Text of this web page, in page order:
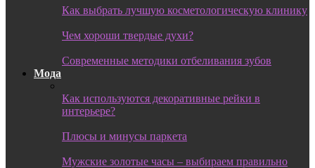
Как выбрать лучшую косметологическую клинику
Чем хороши твердые духи?
Современные методики отбеливания зубов
Мода
Как используются декоративные рейки в
интерьере?
Плюсы и минусы паркета
Мужские золотые часы – выбираем правильно